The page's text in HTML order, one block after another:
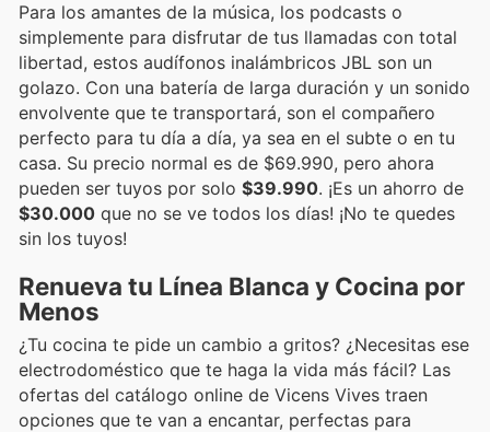
Para los amantes de la música, los podcasts o
simplemente para disfrutar de tus llamadas con total
libertad, estos audífonos inalámbricos JBL son un
golazo. Con una batería de larga duración y un sonido
envolvente que te transportará, son el compañero
perfecto para tu día a día, ya sea en el subte o en tu
casa. Su precio normal es de $69.990, pero ahora
pueden ser tuyos por solo $39.990. ¡Es un ahorro de
$30.000 que no se ve todos los días! ¡No te quedes
sin los tuyos!
Renueva tu Línea Blanca y Cocina por
Menos
¿Tu cocina te pide un cambio a gritos? ¿Necesitas ese
electrodoméstico que te haga la vida más fácil? Las
ofertas del catálogo online de Vicens Vives traen
opciones que te van a encantar, perfectas para